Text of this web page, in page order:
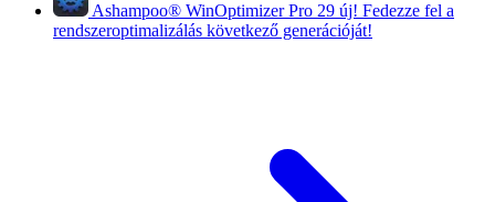
Ashampoo® WinOptimizer Pro 29 új! Fedezze fel a
rendszeroptimalizálás következő generációját!